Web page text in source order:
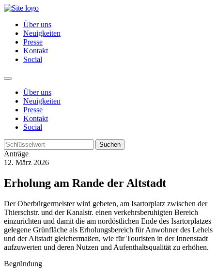
Über uns
Neuigkeiten
Presse
Kontakt
Social
Über uns
Neuigkeiten
Presse
Kontakt
Social
Suchen
Anträge
12. März 2026
Erholung am Rande der Altstadt
Der Oberbürgermeister wird gebeten, am Isartorplatz zwischen der
Thierschstr. und der Kanalstr. einen verkehrsberuhigten Bereich
einzurichten und damit die am nordöstlichen Ende des Isartorplatzes
gelegene Grünfläche als Erholungsbereich für Anwohner des Lehels
und der Altstadt gleichermaßen, wie für Touristen in der Innenstadt
aufzuwerten und deren Nutzen und Aufenthaltsqualität zu erhöhen.
Begründung